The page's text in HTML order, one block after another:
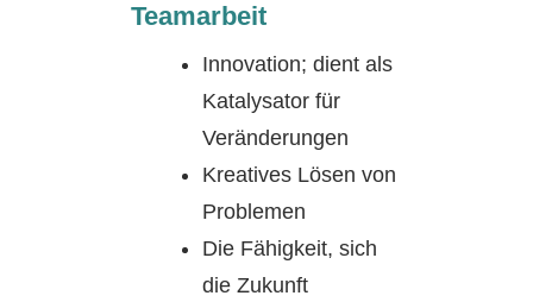
Teamarbeit
Innovation; dient als
Katalysator für
Veränderungen
Kreatives Lösen von
Problemen
Die Fähigkeit, sich
die Zukunft